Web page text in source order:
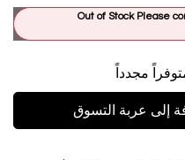
Out of Stock Please
مجدداً
إلى عربة التسوق